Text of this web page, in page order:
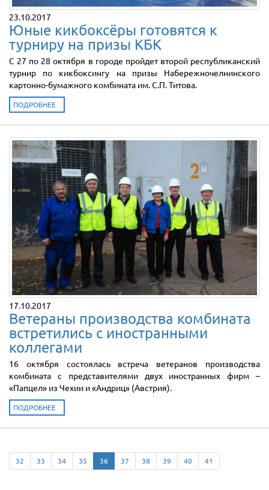
23.10.2017
Юные кикбоксёры готовятся к
турниру на призы КБК
С 27 по 28 октября в городе пройдет второй республиканский
турнир по кикбоксингу на призы Набережночелнинского
картонно-бумажного комбината им. С.П. Титова.
ПОДРОБНЕЕ
17.10.2017
Ветераны производства комбината
встретились с иностранными
коллегами
16 октября состоялась встреча ветеранов производства
комбината с представителями двух иностранных фирм –
«Папцел» из Чехии и «Андриц» (Австрия).
ПОДРОБНЕЕ
32 33 34 35 36 37 38 39 40 41